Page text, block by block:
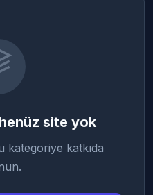
site yok
kategoriye katkıda